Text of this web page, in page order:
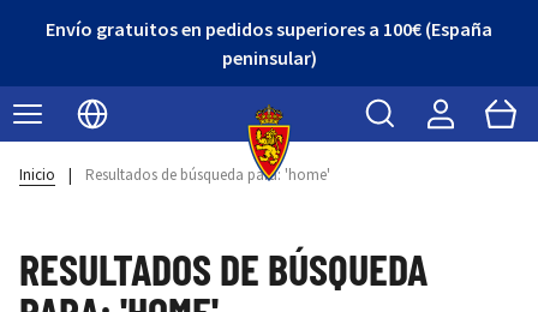
Envío gratuitos en pedidos superiores a 100€ (España
peninsular)
Seleccionar idioma
Buscar Cart
Inicio | Resultados de búsqueda para: 'home'
RESULTADOS DE BÚSQUEDA